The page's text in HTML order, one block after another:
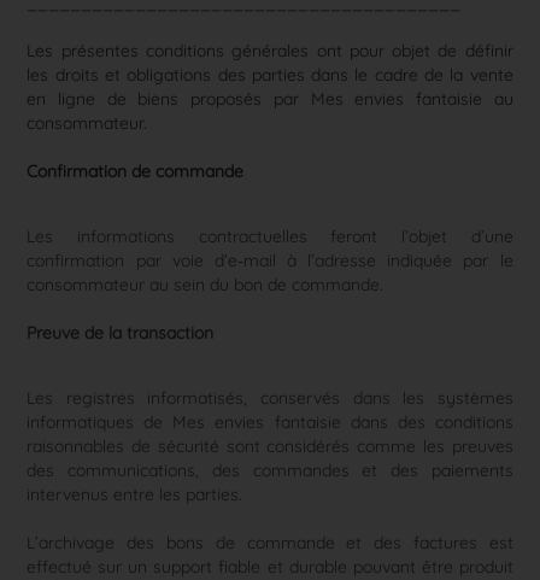
Les présentes conditions générales ont pour objet de définir
les droits et obligations des parties dans le cadre de la vente
en ligne de biens proposés par Mes envies fantaisie au
consommateur.
Confirmation de commande
Les informations contractuelles feront l’objet d’une
confirmation par voie d’e-mail à l’adresse indiquée par le
consommateur au sein du bon de commande.
Preuve de la transaction
Les registres informatisés, conservés dans les systèmes
informatiques de Mes envies fantaisie dans des conditions
raisonnables de sécurité sont considérés comme les preuves
des communications, des commandes et des paiements
intervenus entre les parties.
L’archivage des bons de commande et des factures est
effectué sur un support fiable et durable pouvant être produit